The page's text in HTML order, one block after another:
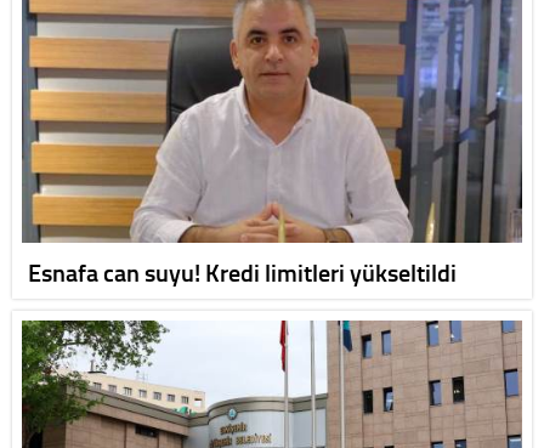
Esnafa can suyu! Kredi limitleri yükseltildi